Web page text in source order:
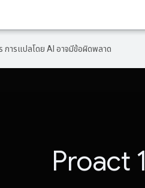
การแปลโดย AI อาจมีข้อผิดพลาด
Proact 1